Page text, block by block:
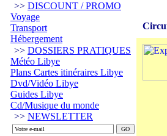
>> DISCOUNT / PROMO
Voyage
Transport
Hébergement
>> DOSSIERS PRATIQUES
Météo Libye
Plans Cartes itinéraires Libye
Dvd/Vidéo Libye
Guides Libye
Cd/Musique du monde
>> NEWSLETTER